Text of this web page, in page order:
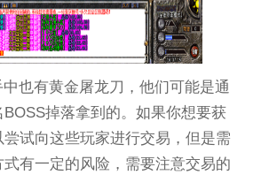
也有黄金屠龙刀，他们可能是通
掉落拿到的。如果你想要获
试向这些玩家进行交易，但是需
有一定的风险，需要注意交易的